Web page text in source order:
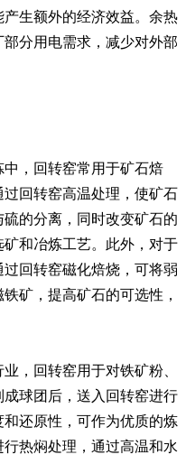
生额外的经济效益。余热
分用电需求，减少对外部
，回转窑常用于矿石焙
回转窑高温处理，使矿石
的分离，同时改变矿石的
和冶炼工艺。此外，对于
回转窑磁化焙烧，可将弱
矿，提高矿石的可选性，
回转窑用于对铁矿粉、
球团后，送入回转窑进行
还原性，可作为优质的炼
热焖处理，通过高温和水